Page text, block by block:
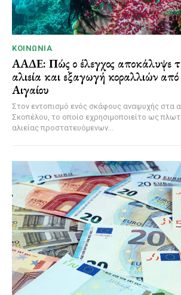
ΚΟΙΝΩΝΊΑ
ΑΑΔΕ: Πώς ο έλεγχος αποκάλυψε
αλιεία και εξαγωγή κοραλλιών
Αιγαίου
Στον εντοπισμό ενός σκάφους αναψυχής στα
Σκοπέλου, το οποίο εχρησιμοποιείτο ως
αλιείας προστατευόμενων...